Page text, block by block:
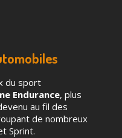
du sport
Endurance, plus
au fil des
de nombreux
Sprint.